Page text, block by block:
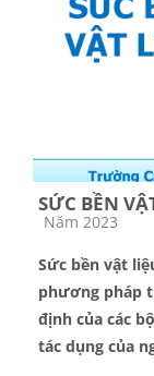
SỨC BỀN
Các loại khóa
Năm 2023
Sức bền vật
phương pháp
định của các
tác dụng của